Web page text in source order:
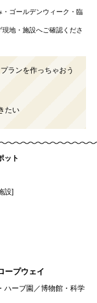
ゴールデンウィーク・臨
地・施設へご確認くださ
ランを作っちゃおう
たい
ット
設]
ープウェイ
ハーブ園／博物館・科学